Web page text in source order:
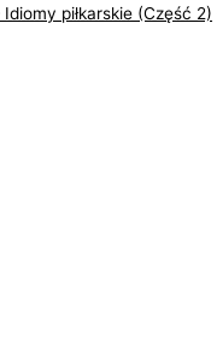
Idiomy piłkarskie (Część 2)